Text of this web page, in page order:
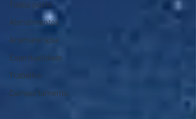
Todos posts
Atendimentos
Aromaterapia
Espiritualidade
Trabalho
Comportamento